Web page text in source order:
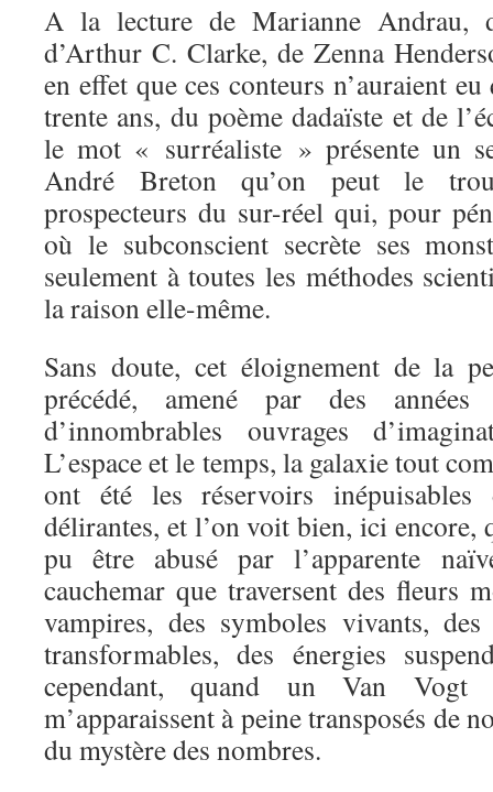
A la lecture de Marianne Andrau,
d’Arthur C. Clarke, de Zenna
en effet que ces conteurs n’auraient
trente ans, du poème dadaïste et de
le mot « surréaliste » présente un
André Breton qu’on peut le
prospecteurs du sur-réel qui, pour
où le subconscient secrète ses
seulement à toutes les méthodes
la raison elle-même.
Sans doute, cet éloignement de la
précédé, amené par des
d’innombrables ouvrages
L’espace et le temps, la galaxie tout
ont été les réservoirs
délirantes, et l’on voit bien, ici encore,
pu être abusé par l’apparente
cauchemar que traversent des fleurs
vampires, des symboles vivants,
transformables, des énergies
cependant, quand un Van
m’apparaissent à peine transposés de
du mystère des nombres.